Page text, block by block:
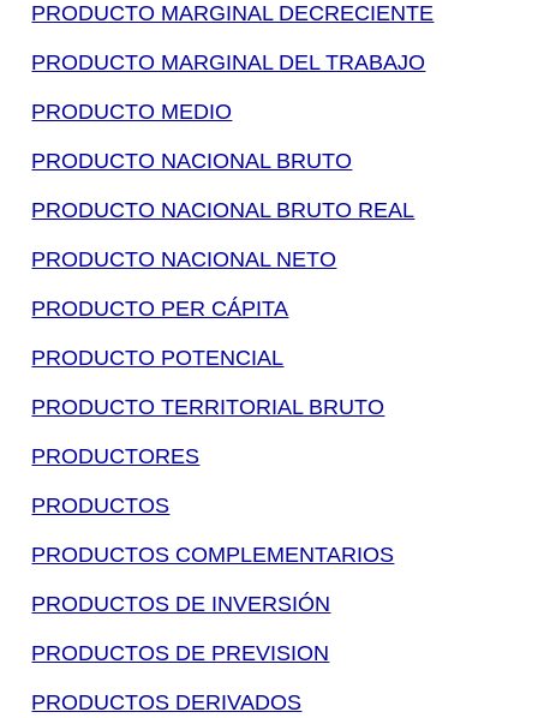
PRODUCTO MARGINAL DECRECIENTE
PRODUCTO MARGINAL DEL TRABAJO
PRODUCTO MEDIO
PRODUCTO NACIONAL BRUTO
PRODUCTO NACIONAL BRUTO REAL
PRODUCTO NACIONAL NETO
PRODUCTO PER CÁPITA
PRODUCTO POTENCIAL
PRODUCTO TERRITORIAL BRUTO
PRODUCTORES
PRODUCTOS
PRODUCTOS COMPLEMENTARIOS
PRODUCTOS DE INVERSIÓN
PRODUCTOS DE PREVISION
PRODUCTOS DERIVADOS